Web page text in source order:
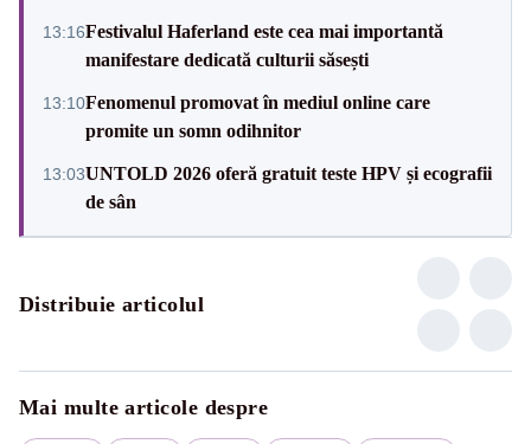
13:16Festivalul Haferland este cea mai importantă
manifestare dedicată culturii săsești
13:10Fenomenul promovat în mediul online care
promite un somn odihnitor
13:03UNTOLD 2026 oferă gratuit teste HPV și ecografii
de sân
Distribuie articolul
Mai multe articole despre